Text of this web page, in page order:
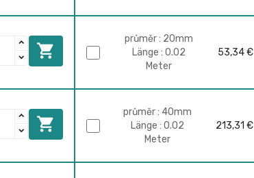

průměr : 20mm
Länge : 0.02
Meter
53,34 €

průměr : 40mm
Länge : 0.02
Meter
213,31 €